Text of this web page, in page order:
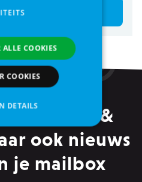
&
ook nieuws
je mailbox
ALLE COOKIES
COOKIES
DETAILS
prestatiegerichte cookies